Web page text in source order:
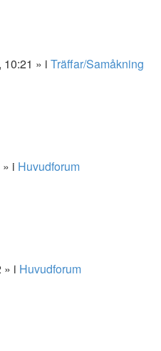
» i Träffar/Samåkning
» i Huvudforum
» i Huvudforum